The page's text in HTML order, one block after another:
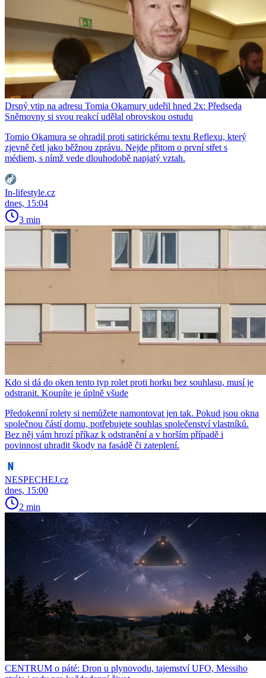
Drsný vtip na adresu Tomia Okamury udeřil hned 2x: Předseda
Sněmovny si svou reakcí udělal obrovskou ostudu
Tomio Okamura se ohradil proti satirickému textu Reflexu, který
zjevně četl jako běžnou zprávu. Nejde přitom o první střet s
médiem, s nímž vede dlouhodobě napjatý vztah.
In-lifestyle.cz
dnes, 15:04
3 min
Kdo si dá do oken tento typ rolet proti horku bez souhlasu, musí je
odstranit. Koupíte je úplně všude
Předokenní rolety si nemůžete namontovat jen tak. Pokud jsou okna
společnou částí domu, potřebujete souhlas společenství vlastníků.
Bez něj vám hrozí příkaz k odstranění a v horším případě i
povinnost uhradit škody na fasádě či zateplení.
NESPECHEJ.cz
dnes, 15:00
2 min
CENTRUM o páté: Dron u plynovodu, tajemství UFO, Messiho